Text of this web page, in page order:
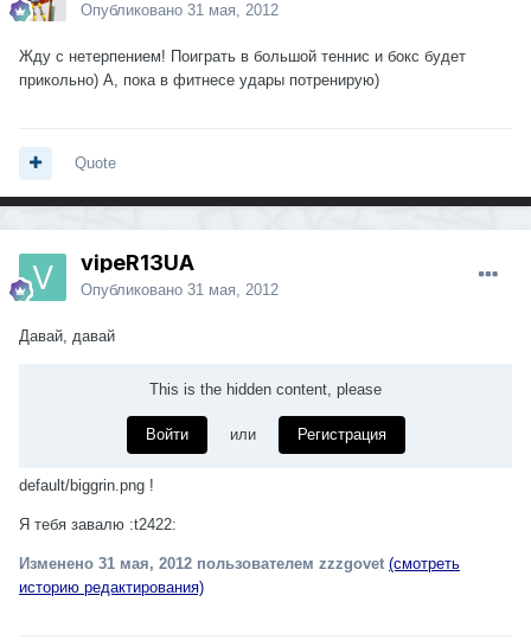
Опубликовано 31 мая, 2012
Жду с нетерпением! Поиграть в большой теннис и бокс будет
прикольно) А, пока в фитнесе удары потренирую)
Quote
vipeR13UA
Опубликовано 31 мая, 2012
Давай, давай
This is the hidden content, please
Войти или Регистрация
default/biggrin.png !
Я тебя завалю :t2422:
Изменено 31 мая, 2012 пользователем zzzgovet (смотреть
историю редактирования)